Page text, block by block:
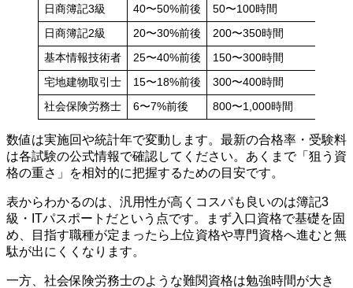
日商簿記3級 40〜50%前後 50〜100時間
日商簿記2級 20〜30%前後 200〜350時間
基本情報技術者 25〜40%前後 150〜300時間
宅地建物取引士 15〜18%前後 300〜400時間
社会保険労務士 6〜7%前後 800〜1,000時間
数値は実施回や統計年で変動します。最新の合格率・受験料
は各試験の公式情報で確認してください。あくまで「狙う資
格の重さ」を相対的に把握するための目安です。
表からわかるのは、汎用性が高くコスパも良いのは簿記3
級・ITパスポートだという点です。まず入口資格で基礎を固
め、目指す職種が定まったら上位資格や専門資格へ進むと無
駄が出にくくなります。
一方、社会保険労務士のような難関資格は勉強時間が大き